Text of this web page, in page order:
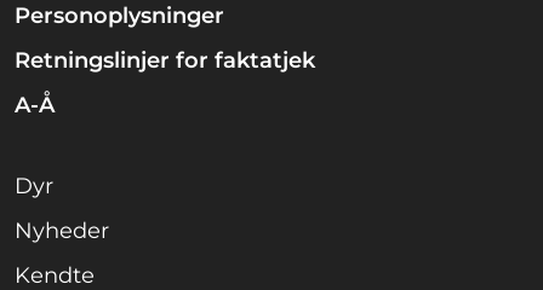
Personoplysninger
Retningslinjer for faktatjek
A-Å
Dyr
Nyheder
Kendte